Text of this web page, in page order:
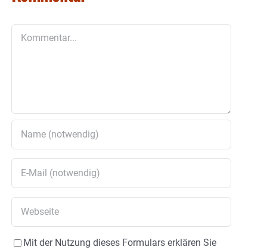
Mit der Nutzung dieses Formulars erklären Sie